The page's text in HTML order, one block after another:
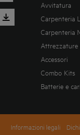
Avvitatura
Carpenteria
Carpenteria
Attrezzature
Accessori
Combo Kits
Batterie e
Informazioni legali